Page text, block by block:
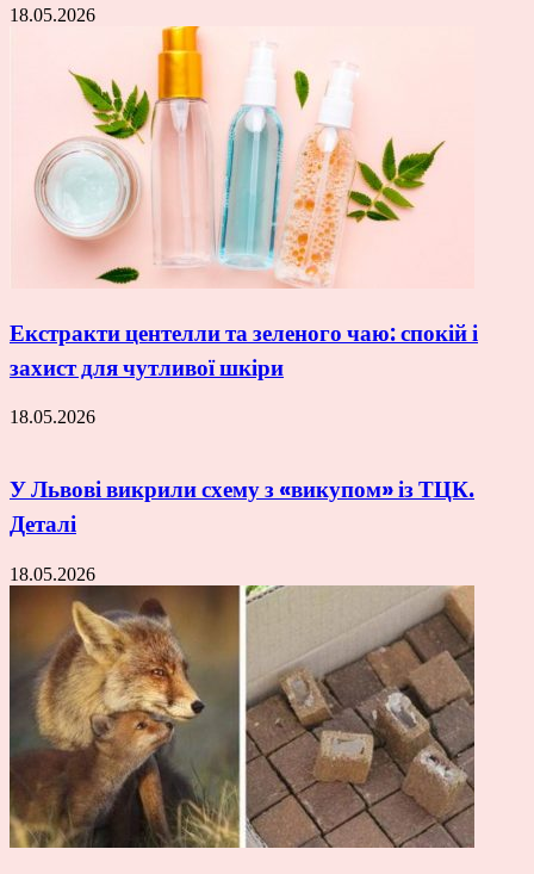
18.05.2026
Екстракти центелли та зеленого чаю: спокій і
захист для чутливої шкіри
18.05.2026
У Львові викрили схему з «викупом» із ТЦК.
Деталі
18.05.2026